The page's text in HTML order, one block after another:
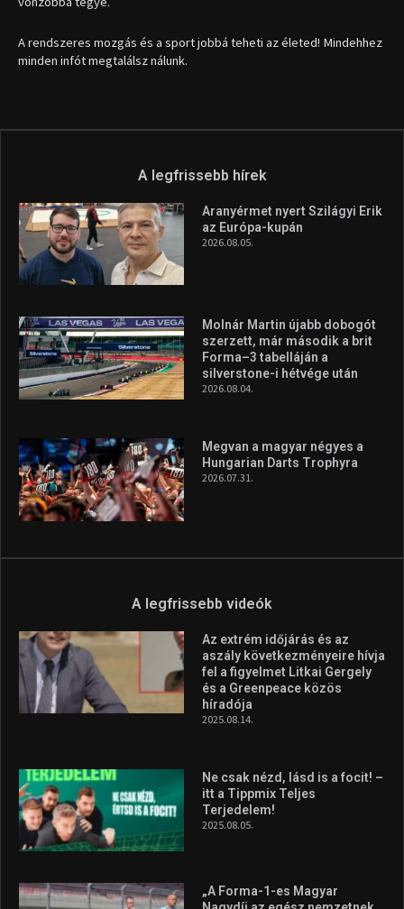
A rendszeres mozgás és a sport jobbá teheti az életed! Mindehhez
minden infót megtalálsz nálunk.
A legfrissebb hírek
Aranyérmet nyert Szilágyi Erik
az Európa-kupán
2026.08.05.
Molnár Martin újabb dobogót
szerzett, már második a brit
Forma–3 tabelláján a
silverstone-i hétvége után
2026.08.04.
Megvan a magyar négyes a
Hungarian Darts Trophyra
2026.07.31.
A legfrissebb videók
Az extrém időjárás és az
aszály következményeire hívja
fel a figyelmet Litkai Gergely
és a Greenpeace közös
híradója
2025.08.14.
Ne csak nézd, lásd is a focit! –
itt a Tippmix Teljes
Terjedelem!
2025.08.05.
„A Forma-1-es Magyar